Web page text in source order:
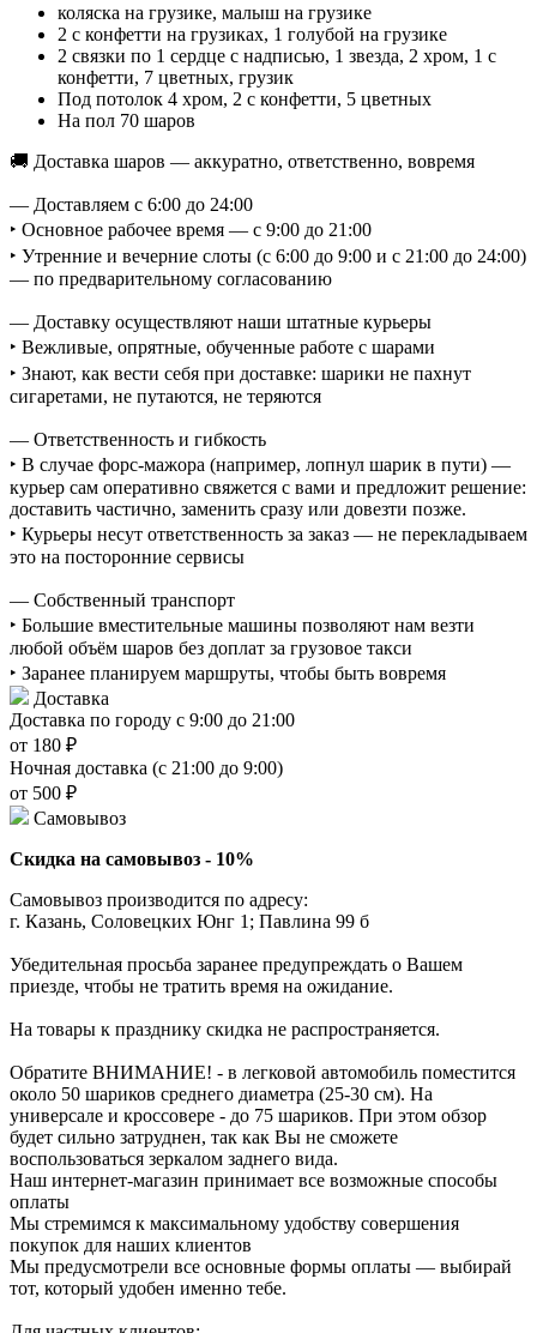
коляска на грузике, малыш на грузике
2 с конфетти на грузиках, 1 голубой на грузике
2 связки по 1 сердце с надписью, 1 звезда, 2 хром, 1 с
конфетти, 7 цветных, грузик
Под потолок 4 хром, 2 с конфетти, 5 цветных
На пол 70 шаров
🚚 Доставка шаров — аккуратно, ответственно, вовремя
— Доставляем с 6:00 до 24:00
‣ Основное рабочее время — с 9:00 до 21:00
‣ Утренние и вечерние слоты (с 6:00 до 9:00 и с 21:00 до 24:00)
— по предварительному согласованию
— Доставку осуществляют наши штатные курьеры
‣ Вежливые, опрятные, обученные работе с шарами
‣ Знают, как вести себя при доставке: шарики не пахнут
сигаретами, не путаются, не теряются
— Ответственность и гибкость
‣ В случае форс-мажора (например, лопнул шарик в пути) —
курьер сам оперативно свяжется с вами и предложит решение:
доставить частично, заменить сразу или довезти позже.
‣ Курьеры несут ответственность за заказ — не перекладываем
это на посторонние сервисы
— Собственный транспорт
‣ Большие вместительные машины позволяют нам везти
любой объём шаров без доплат за грузовое такси
‣ Заранее планируем маршруты, чтобы быть вовремя
Доставка
Доставка по городу с 9:00 до 21:00
от 180 ₽
Ночная доставка (с 21:00 до 9:00)
от 500 ₽
Самовывоз
Скидка на самовывоз - 10%
Самовывоз производится по адресу:
г. Казань, Соловецких Юнг 1; Павлина 99 б
Убедительная просьба заранее предупреждать о Вашем
приезде, чтобы не тратить время на ожидание.
На товары к празднику скидка не распространяется.
Обратите ВНИМАНИЕ! - в легковой автомобиль поместится
около 50 шариков среднего диаметра (25-30 см). На
универсале и кроссовере - до 75 шариков. При этом обзор
будет сильно затруднен, так как Вы не сможете
воспользоваться зеркалом заднего вида.
Наш интернет-магазин принимает все возможные способы
оплаты
Мы стремимся к максимальному удобству совершения
покупок для наших клиентов
Мы предусмотрели все основные формы оплаты — выбирай
тот, который удобен именно тебе.